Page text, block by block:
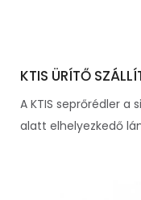
KTIS ÜRÍTŐ
A KTIS seprőrédler a
alatt elhelyezkedő